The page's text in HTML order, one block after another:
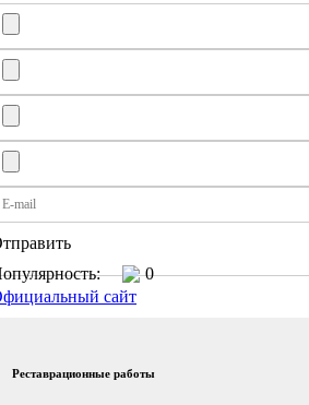
0
сайт
Реставрационные работы